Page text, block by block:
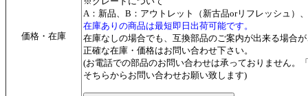
価格・在庫
A：新品、B：アウトレット（新古品orリフレッシュ）
在庫ありの商品は最短即日出荷可能です。
在庫なしの場合でも、互換部品のご案内が出来る場合
正確な在庫・価格はお問い合わせ下さい。
(お電話での部品のお問い合わせは承っておりません。
そちらからお問い合わせお願い致します)